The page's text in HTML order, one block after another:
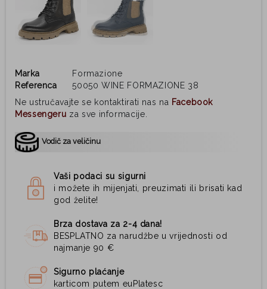
Marka
Formazione
Referenca
50050 WINE FORMAZIONE 38
Ne ustručavajte se kontaktirati nas na Facebook
Messengeru za sve informacije.
Vodič za veličinu
Vaši podaci su sigurni
i možete ih mijenjati, preuzimati ili brisati kad
god želite!
Brza dostava za 2-4 dana!
BESPLATNO za narudžbe u vrijednosti od
najmanje 90 €
Sigurno plaćanje
karticom putem euPlatesc